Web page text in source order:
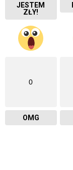
JESTEM
ZŁY!
0
OMG